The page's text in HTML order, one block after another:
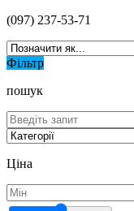
(097) 237-53-71
Фільтр
пошук
Ціна